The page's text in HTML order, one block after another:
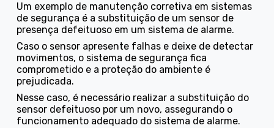
Um exemplo de manutenção corretiva em sistemas
de segurança é a substituição de um sensor de
presença defeituoso em um sistema de alarme.
Caso o sensor apresente falhas e deixe de detectar
movimentos, o sistema de segurança fica
comprometido e a proteção do ambiente é
prejudicada.
Nesse caso, é necessário realizar a substituição do
sensor defeituoso por um novo, assegurando o
funcionamento adequado do sistema de alarme.